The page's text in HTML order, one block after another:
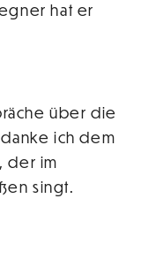
hat er
über die
ich dem
der im
singt.